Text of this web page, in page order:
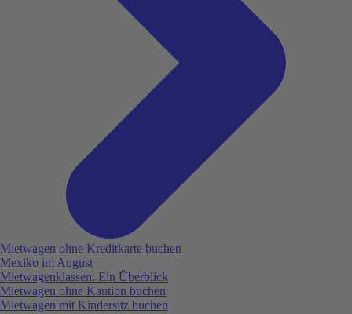
Mietwagen ohne Kreditkarte buchen
Mexiko im August
Mietwagenklassen: Ein Überblick
Mietwagen ohne Kaution buchen
Mietwagen mit Kindersitz buchen